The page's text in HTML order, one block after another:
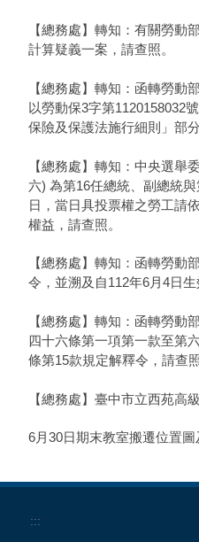
【總務處】轉知：有關勞動
計算疑義一案，請查照。
【總務處】轉知：函轉勞動
以勞動保3字第1120158032
保險及保護法施行細則」部
【總務處】轉知：中央選舉
六) 為第16任總統、副總統
日，當日具投票權之勞工請
權益，請查照。
【總務處】轉知：函轉勞動
令，並溯及自112年6月4日生
【總務處】轉知：函轉勞動
四十六條第一項第一款至第
條第15款規定解釋令，請查照
【總務處】臺中市立西苑高
6月30日期末教室搬遷位置
:::